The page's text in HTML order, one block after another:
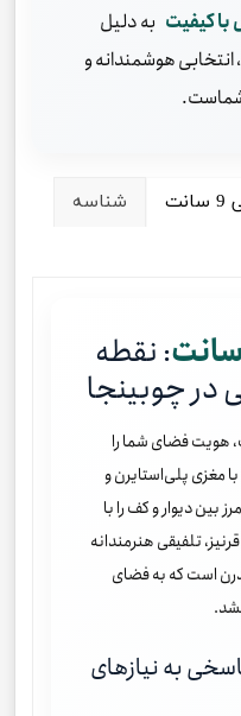
به دلیل
انتخابی هوشمندانه و
شماست.
شناسه
: نقطه
چوبینجا
هویت فضای شما را
با مغزی پلی‌استایرن و
بین دیوار و کف را با
تلفیقی هنرمندانه
است که به فضای
به نیازهای